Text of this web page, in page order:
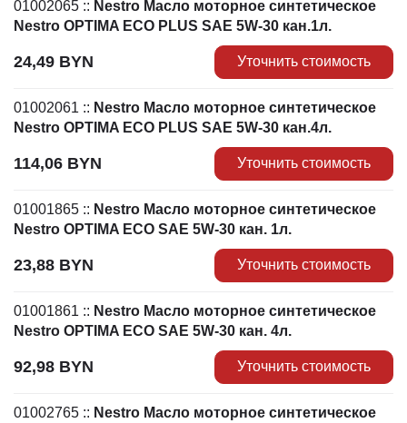
01002065 :: Nestro Масло моторное синтетическое
Nestro OPTIMA ECO PLUS SAE 5W-30 кан.1л.
24,49 BYN Уточнить стоимость
01002061 :: Nestro Масло моторное синтетическое
Nestro OPTIMA ECO PLUS SAE 5W-30 кан.4л.
114,06 BYN Уточнить стоимость
01001865 :: Nestro Масло моторное синтетическое
Nestro OPTIMA ECO SAE 5W-30 кан. 1л.
23,88 BYN Уточнить стоимость
01001861 :: Nestro Масло моторное синтетическое
Nestro OPTIMA ECO SAE 5W-30 кан. 4л.
92,98 BYN Уточнить стоимость
01002765 :: Nestro Масло моторное синтетическое